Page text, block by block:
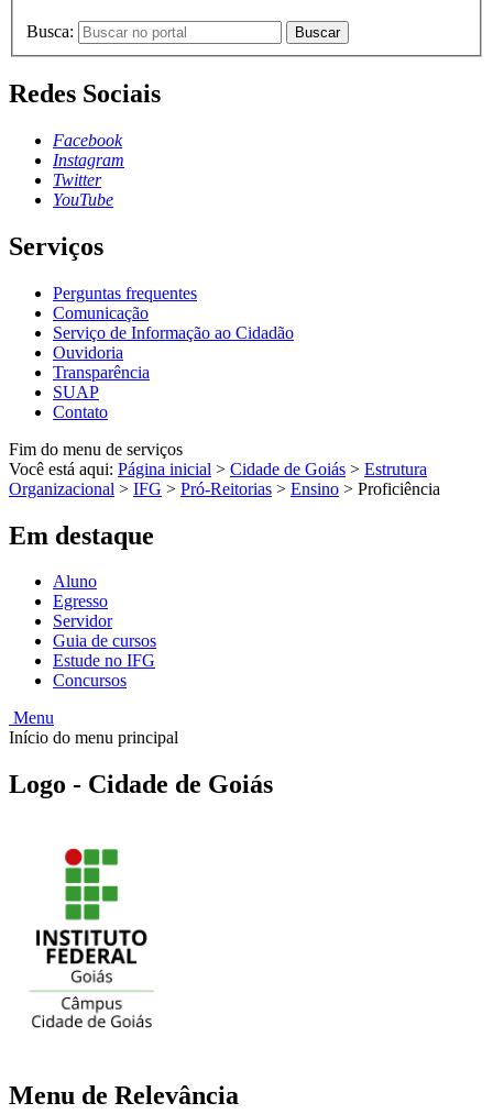
Busca: Buscar
Redes Sociais
Facebook
Instagram
Twitter
YouTube
Serviços
Perguntas frequentes
Comunicação
Serviço de Informação ao Cidadão
Ouvidoria
Transparência
SUAP
Contato
Fim do menu de serviços
Você está aqui: Página inicial > Cidade de Goiás > Estrutura
Organizacional > IFG > Pró-Reitorias > Ensino > Proficiência
Em destaque
Aluno
Egresso
Servidor
Guia de cursos
Estude no IFG
Concursos
Menu
Início do menu principal
Logo - Cidade de Goiás
Menu de Relevância